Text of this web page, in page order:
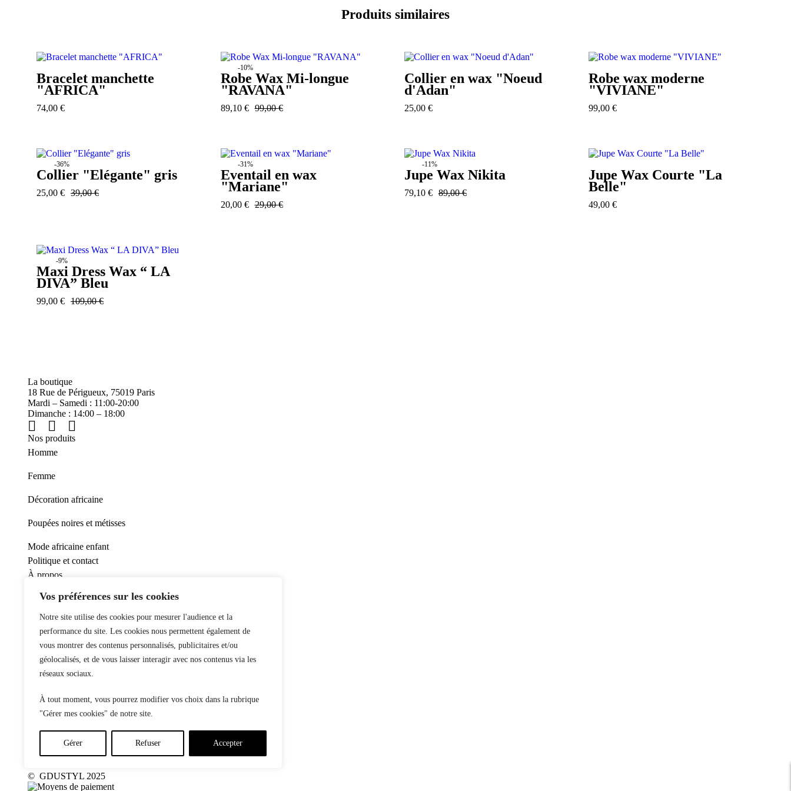
Vos préférences sur les cookies
Notre site utilise des cookies pour mesurer l'audience et la
performance du site. Les cookies nous permettent également de
vous montrer des contenus personnalisés, publicitaires et/ou
géolocalisés, et de vous laisser interagir avec nos contenus via les
réseaux sociaux.
À tout moment, vous pourrez modifier vos choix dans la rubrique
"Gérer mes cookies" de notre site.
Gérer Refuser Accepter
Produits similaires
Bracelet manchette
"AFRICA"
74,00 €
-10%
Robe Wax Mi-longue
"RAVANA"
99,00€
89,10 €
Collier en wax "Noeud
d'Adan"
25,00 €
Robe wax moderne
"VIVIANE"
99,00 €
-36%
Collier "Elégante" gris
39,00€
25,00 €
-31%
Eventail en wax
"Mariane"
29,00€
20,00 €
-11%
Jupe Wax Nikita
89,00€
79,10 €
Jupe Wax Courte "La
Belle"
49,00 €
-9%
Maxi Dress Wax “ LA
DIVA” Bleu
109,00€
99,00 €
La boutique
18 Rue de Périgueux, 75019 Paris
Mardi – Samedi : 11:00-20:00
Dimanche : 14:00 – 18:00
Nos produits
Homme
Femme
Décoration africaine
Poupées noires et métisses
Mode africaine enfant
Politique et contact
À propos
Conditions générales de ventes
Politique de confidentialité
Mentions légales
Contact
© GDUSTYL 2025